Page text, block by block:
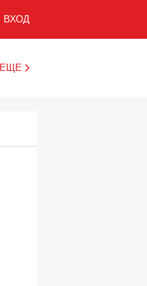
ВХОД
ЕЩЕ